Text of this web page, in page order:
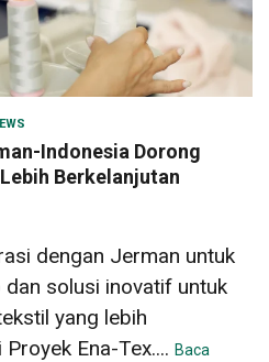
Indonesia Dorong
Berkelanjutan
dengan Jerman untuk
solusi inovatif untuk
yang lebih
Ena-Tex.... Baca